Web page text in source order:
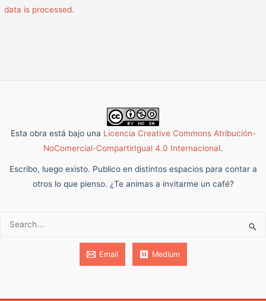
data is processed.
Esta obra está bajo una Licencia Creative Commons Atribución-
NoComercial-CompartirIgual 4.0 Internacional.
Escribo, luego existo. Publico en distintos espacios para contar a
otros lo que pienso. ¿Te animas a invitarme un café?
Buscar:
Email Medium